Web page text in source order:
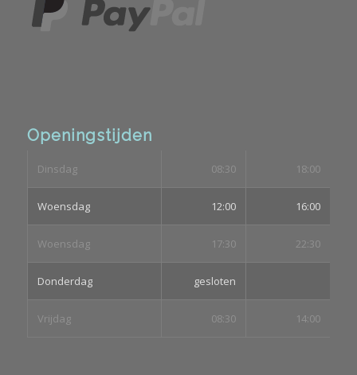
Openingstijden
Dinsdag 08:30 18:00
Woensdag 12:00 16:00
Woensdag 17:30 22:30
Donderdag gesloten
Vrijdag 08:30 14:00